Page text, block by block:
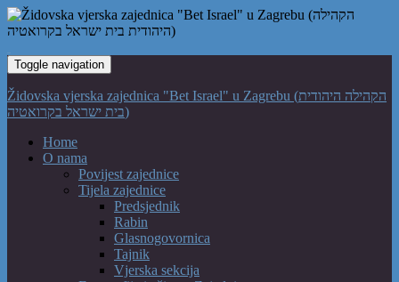
Toggle navigation
Židovska vjerska zajednica "Bet Israel" u Zagrebu (הקהילה היהודית
בית ישראל בקרואטיה)
Home
O nama
Povijest zajednice
Tijela zajednice
Predsjednik
Rabin
Glasnogovornica
Tajnik
Vjerska sekcija